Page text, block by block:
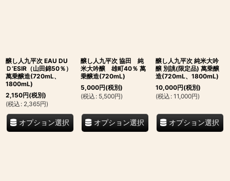
醸し人九平次 EAU DU
Ｄ‘ESIR（山田錦50％）
萬乗醸造(720mL、
1800mL)
2,150円(税別)
(税込 : 2,365円)
オプション選択
醸し人九平次 協田 純
米大吟醸 雄町40％ 萬
乗醸造(720mL)
5,000円(税別)
(税込 : 5,500円)
オプション選択
醸し人九平次 純米大吟
醸 別誂(限定品) 萬乗醸
造(720mL、1800mL)
10,000円(税別)
(税込 : 11,000円)
オプション選択